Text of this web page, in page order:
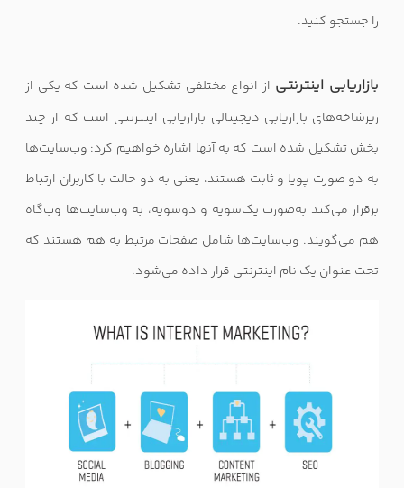
را جستجو کنید.
بازاریابی اینترنتی از انواع مختلفی تشکیل شده است که یکی از
زیرشاخه‌های بازاریابی دیجیتالی بازاریابی اینترنتی است که از چند
بخش تشکیل شده است که به آنها اشاره خواهیم کرد: وب‌سایت‌ها
به دو صورت پویا و ثابت هستند، یعنی به دو حالت با کاربران ارتباط
برقرار می‌کند به‌صورت یک‌سویه و دوسویه، به وب‌سایت‌ها وب‌گاه
هم می‌گویند. وب‌سایت‌ها شامل صفحات مرتبط به هم هستند که
تحت عنوان یک نام اینترنتی قرار داده می‌شود.